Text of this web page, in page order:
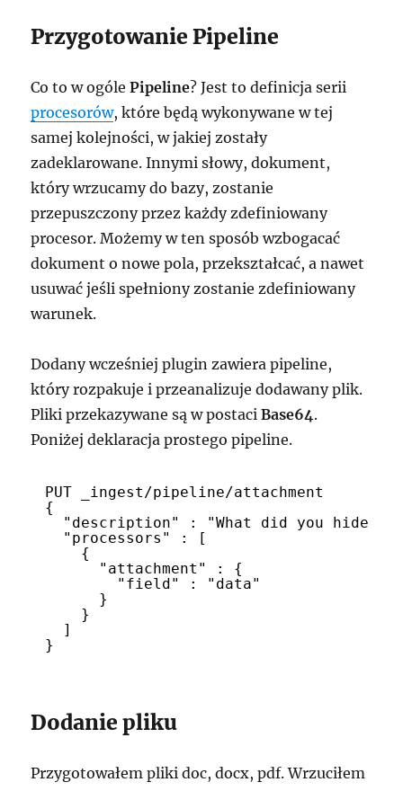
Przygotowanie Pipeline
Co to w ogólePipeline? Jest to definicja serii
procesorów, które będą wykonywane w tej
samej kolejności, w jakiej zostały
zadeklarowane. Innymi słowy, dokument,
który wrzucamy do bazy, zostanie
przepuszczony przez każdy zdefiniowany
procesor. Możemy w ten sposób wzbogacać
dokument o nowe pola, przekształcać, a nawet
usuwać jeśli spełniony zostanie zdefiniowany
warunek.
Dodany wcześniej plugin zawiera pipeline,
który rozpakuje i przeanalizuje dodawany plik.
Pliki przekazywane są w postaciBase64.
Poniżej deklaracja prostego pipeline.
PUT _ingest/pipeline/attachment
{
"description" : "What did you hide
"processors" : [
{
"attachment" : {
"field" : "data"
}
}
]
}
Dodanie pliku
Przygotowałem pliki doc, docx, pdf. Wrzuciłem